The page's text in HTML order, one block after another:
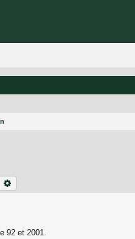
Rechercher
92 et 2001.